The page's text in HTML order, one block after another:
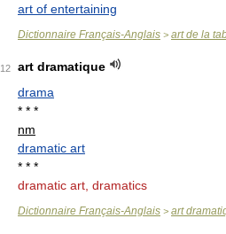
art of entertaining
Dictionnaire Français-Anglais > art de la
12
art dramatique
drama
* * *
nm
dramatic art
* * *
dramatic art, dramatics
Dictionnaire Français-Anglais > art